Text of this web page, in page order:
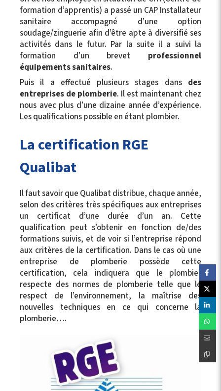
formation d’apprentis) a passé un CAP Installateur
sanitaire accompagné d’une option
soudage/zinguerie afin d’être apte à diversifié ses
activités dans le futur. Par la suite il a suivi la
formation d’un brevet professionnel
équipements sanitaires.
Puis il a effectué plusieurs stages dans des
entreprises de plomberie. Il est maintenant chez
nous avec plus d’une dizaine année d’expérience.
Les qualifications possible en étant plombier.
La certification RGE
Qualibat
Il faut savoir que Qualibat distribue, chaque année,
selon des critères très spécifiques aux entreprises
un certificat d’une durée d’un an. Cette
qualification peut s’obtenir en fonction de/des
formations suivis, et de voir si l’entreprise répond
aux critères de la certification. Dans le cas où une
entreprise de plomberie possède cette
certification, cela indiquera que le plombier
respecte des normes de plomberie telle que le
respect de l’environnement, la maîtrise des
nouvelles techniques en ce qui concerne la
plomberie….